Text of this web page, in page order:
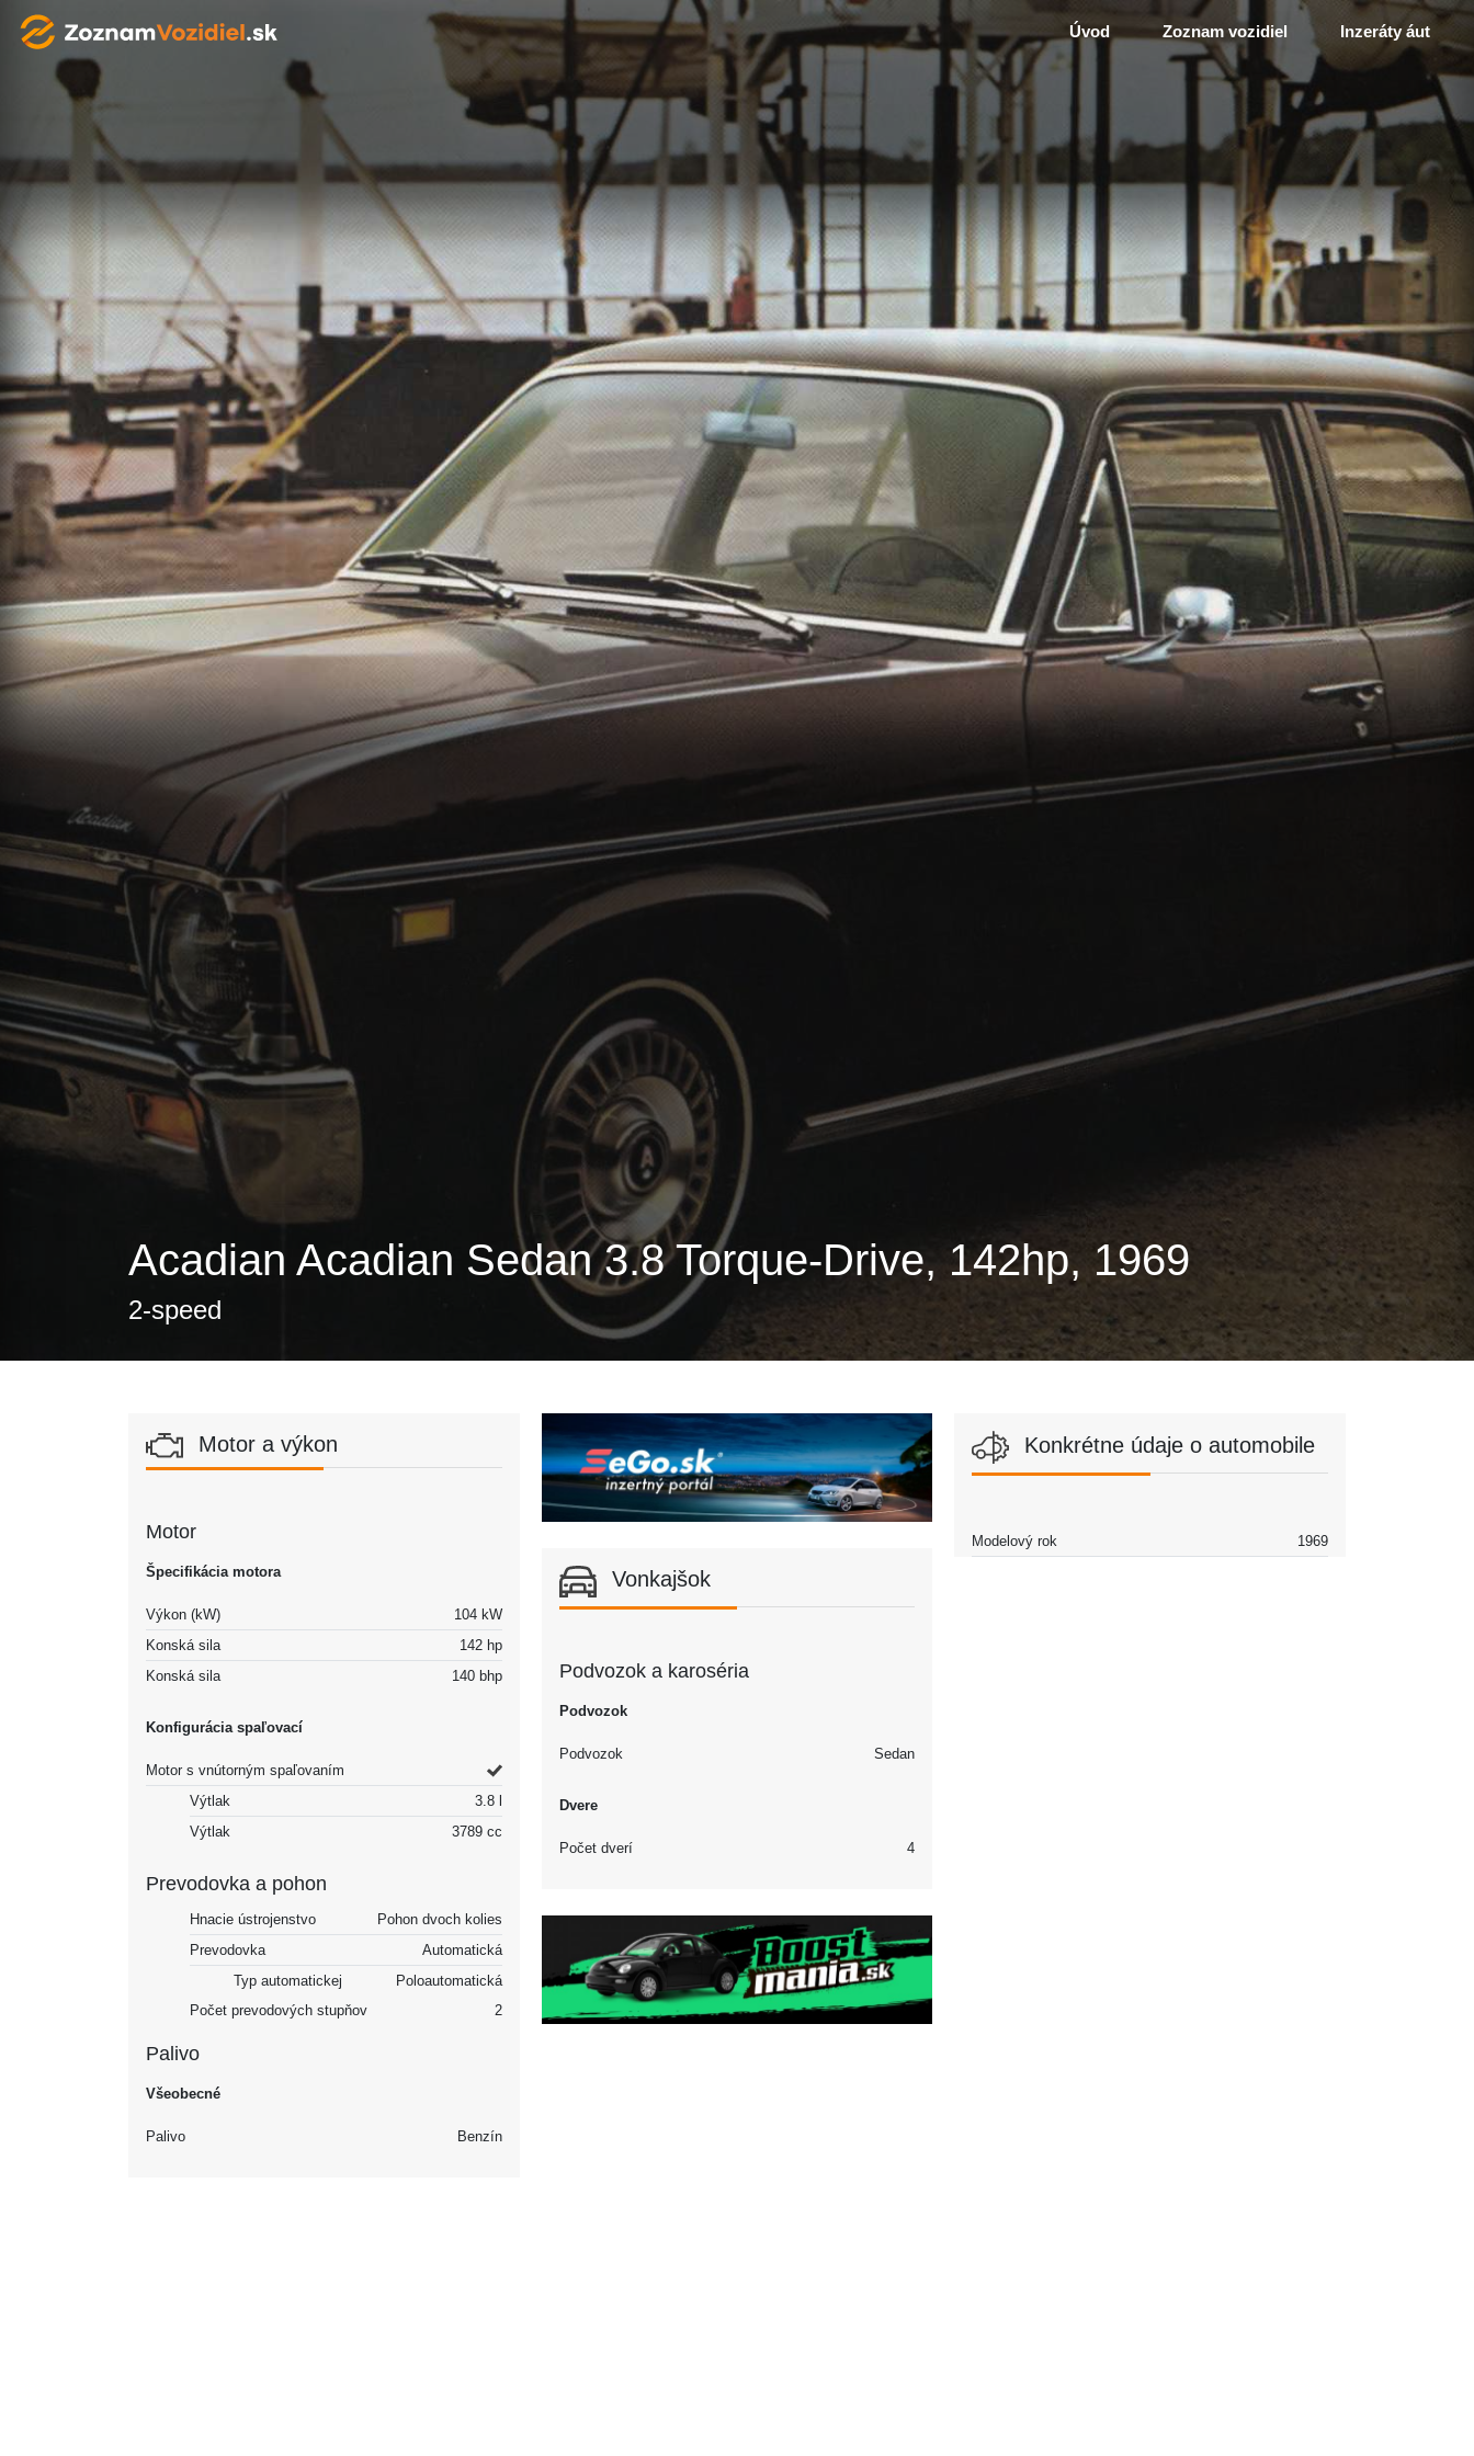
Úvod Zoznam vozidiel Inzeráty áut
Acadian Acadian Sedan 3.8 Torque-Drive, 142hp, 1969
2-speed
Motor a výkon
Motor
Špecifikácia motora
Výkon (kW)
104 kW
Konská sila
142 hp
Konská sila
140 bhp
Konfigurácia spaľovací
Motor s vnútorným spaľovaním
Výtlak
3.8 l
Výtlak
3789 cc
Prevodovka a pohon
Hnacie ústrojenstvo
Pohon dvoch kolies
Prevodovka
Automatická
Typ automatickej
Poloautomatická
Počet prevodových stupňov
2
Palivo
Všeobecné
Palivo Benzín
Vonkajšok
Podvozok a karoséria
Podvozok
Podvozok Sedan
Dvere
Počet dverí 4
Konkrétne údaje o automobile
Modelový rok 1969